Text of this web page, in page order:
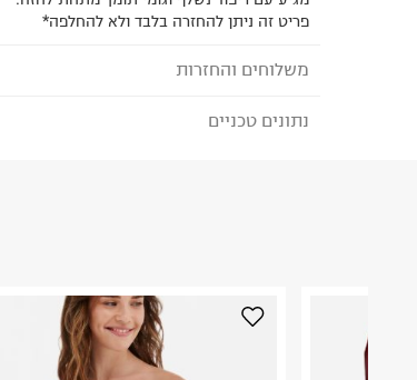
פריט זה ניתן להחזרה בלבד ולא להחלפה*
משלוחים והחזרות
לבחירת בשיטת המשלוח המתאימה לכם,
לפני החזרת החבילה, חשוב להדביק את
במקום בו הודבקה הכתובת שלכם.
נתונים טכניים